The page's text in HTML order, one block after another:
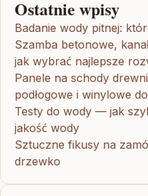
Ostatnie wpisy
Badanie wody pitnej:
Szamba betonowe,
jak wybrać najlepsze
Panele na schody
podłogowe i winylowe
Testy do wody — jak
jakość wody
Sztuczne fikusy na
drzewko